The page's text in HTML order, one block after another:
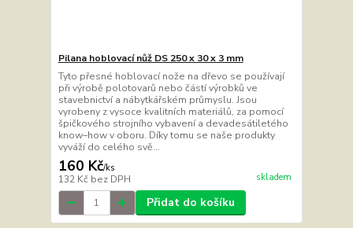
Pilana hoblovací nůž DS 250 x 30 x 3 mm
Tyto přesné hoblovací nože na dřevo se používají
při výrobě polotovarů nebo částí výrobků ve
stavebnictví a nábytkářském průmyslu. Jsou
vyrobeny z vysoce kvalitních materiálů, za pomocí
špičkového strojního vybavení a devadesátiletého
know–how v oboru. Díky tomu se naše produkty
vyváží do celého svě...
160 Kč/ks
132 Kč bez DPH skladem
Přidat do košíku